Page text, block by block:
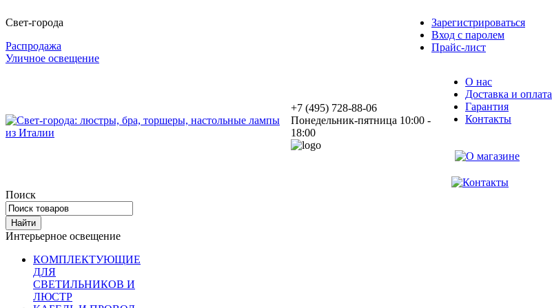
Свет-города
Распродажа
Уличное освещение
Зарегистрироваться
Вход с паролем
Прайс-лист
+7 (495) 728-88-06
Понедельник-пятница 10:00 -
18:00
О нас
Доставка и оплата
Гарантия
Контакты
Поиск
Интерьерное освещение
КОМПЛЕКТУЮЩИЕ
ДЛЯ
СВЕТИЛЬНИКОВ И
ЛЮСТР